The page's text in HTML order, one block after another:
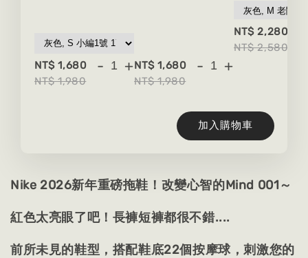
NT$ 1,680
NT$ 1,980
- +NT$ 1,680
NT$ 1,980
- +
NT$ 2,280
NT$ 2,580
加入購物車
Nike 2026新年重磅拖鞋！改變心智的Mind 001～
紅色太亮眼了吧！長褲短褲都很不錯....
前所未見的鞋型，搭配鞋底22個按摩球，刺激您的